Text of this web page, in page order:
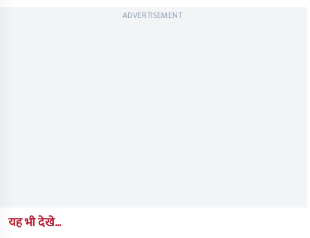
ADVERTISEMENT
यह भी देखे...